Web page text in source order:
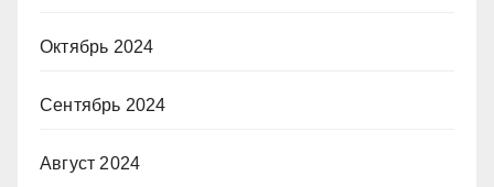
Октябрь 2024
Сентябрь 2024
Август 2024